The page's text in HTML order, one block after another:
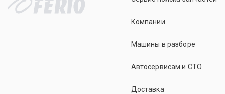
Компании
Машины в разборе
Автосервисам и СТО
Доставка